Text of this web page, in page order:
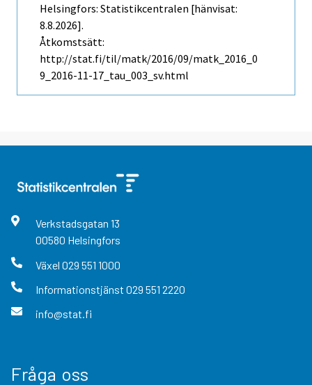
Helsingfors: Statistikcentralen [hänvisat:
8.8.2026].
Åtkomstsätt:
http://stat.fi/til/matk/2016/09/matk_2016_0
9_2016-11-17_tau_003_sv.html
Verkstadsgatan 13
00580 Helsingfors
Växel 029 551 1000
Informationstjänst 029 551 2220
info@stat.fi
Fråga oss